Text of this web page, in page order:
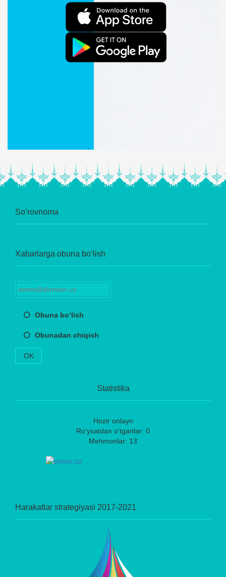
So‘rovnoma
Xabarlarga obuna bo‘lish
Obuna bo‘lish
Obunadan chiqish
OK
Statistika
Hozir onlayn
Ro‘yxatdan o‘tganlar: 0
Mehmonlar: 13
Harakatlar strategiyasi 2017-2021